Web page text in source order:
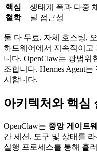
핵심
철학
생태계 폭과 다중
널 접근성
둘 다 무료, 자체 호스팅,
하드웨어에서 지속적이고
니다. OpenClaw는 광범
조합니다. Hermes Agent
시합니다.
아키텍처와 핵심
OpenClaw는 중앙 게이트
간 세션, 도구 및 상태를
실행 프로세스를 통해 흘